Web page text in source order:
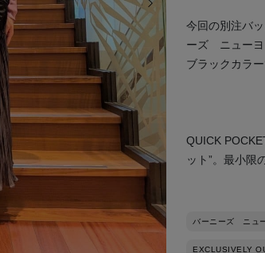
今回の別注バ
ーズ ニューヨ
ブラックカラ
QUICK
ット”。最小限
バーニーズ ニュ
EXCLUSIVELY